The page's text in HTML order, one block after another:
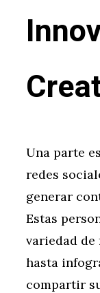
Una parte
redes
generar
Estas
variedad de
hasta
compartir